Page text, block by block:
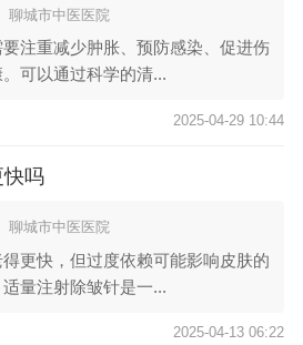
聊城市中医医院
注重减少肿胀、预防感染、促进伤
可以通过科学的清...
2025-04-29 10:44
吗
聊城市中医医院
更快，但过度依赖可能影响皮肤的
量注射除皱针是一...
2025-04-13 06:22